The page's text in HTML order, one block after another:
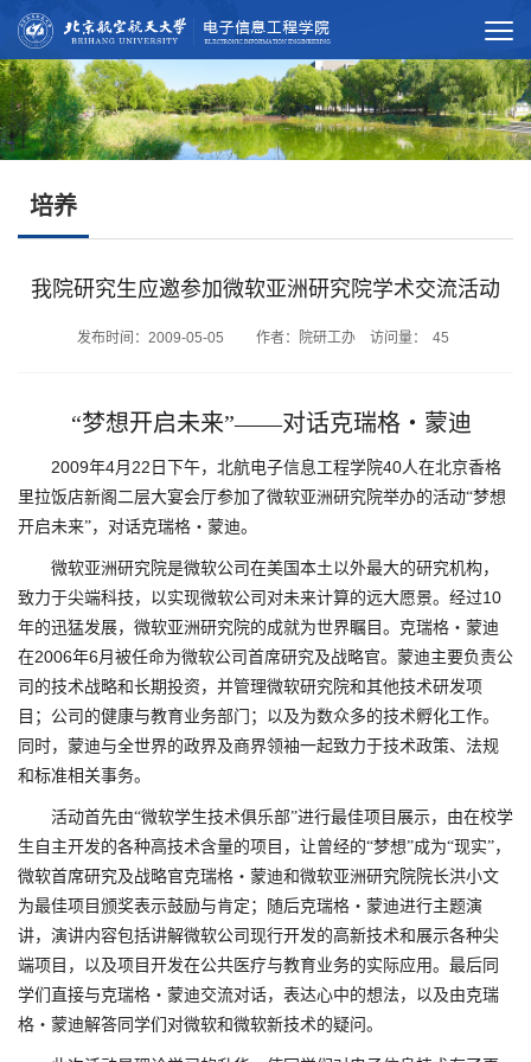
培养
我院研究生应邀参加微软亚洲研究院学术交流活动
发布时间：2009-05-05 作者：院研工办 访问量： 45
“梦想开启未来”――对话克瑞格・蒙迪
2009年4月 22 日 下午，北航电子信息工程学院40人在北京香格
里拉饭店新阁二层大宴会厅参加了微软亚洲研究院举办的活动“梦想
开启未来”，对话克瑞格・蒙迪。
微软亚洲研究院是微软公司在美国本土以外最大的研究机构，
致力于尖端科技，以实现微软公司对未来计算的远大愿景。经过10
年的迅猛发展，微软亚洲研究院的成就为世界瞩目。克瑞格・蒙迪
在2006年6月被任命为微软公司首席研究及战略官。蒙迪主要负责公
司的技术战略和长期投资，并管理微软研究院和其他技术研发项
目；公司的健康与教育业务部门；以及为数众多的技术孵化工作。
同时，蒙迪与全世界的政界及商界领袖一起致力于技术政策、法规
和标准相关事务。
活动首先由“微软学生技术俱乐部”进行最佳项目展示，由在校学
生自主开发的各种高技术含量的项目，让曾经的“梦想”成为“现实”，
微软首席研究及战略官克瑞格・蒙迪和微软亚洲研究院院长洪小文
为最佳项目颁奖表示鼓励与肯定；随后克瑞格・蒙迪进行主题演
讲，演讲内容包括讲解微软公司现行开发的高新技术和展示各种尖
端项目，以及项目开发在公共医疗与教育业务的实际应用。最后同
学们直接与克瑞格・蒙迪交流对话，表达心中的想法，以及由克瑞
格・蒙迪解答同学们对微软和微软新技术的疑问。